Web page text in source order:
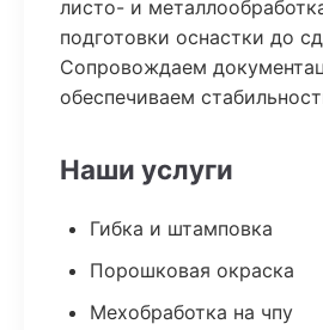
листо- и
подготовки оснастки до
Сопровождаем
обеспечиваем
Наши услуги
Гибка и штамповка
Порошковая окраска
Мехобработка на чпу